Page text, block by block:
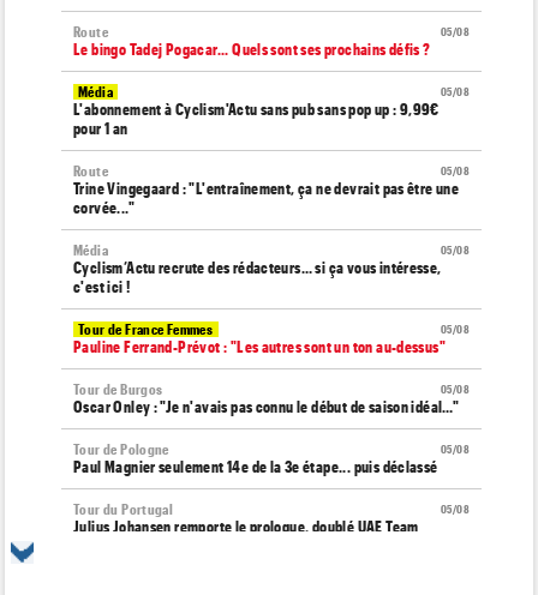
05/08
Route
Le bingo Tadej Pogacar... Quels sont ses prochains défis ?
05/08
Média
L'abonnement à Cyclism'Actu sans pub sans pop up : 9,99€
pour 1 an
05/08
Route
Trine Vingegaard : "L'entraînement, ça ne devrait pas être une
corvée..."
05/08
Média
Cyclism’Actu recrute des rédacteurs… si ça vous intéresse,
c'est ici !
05/08
Tour de France Femmes
Pauline Ferrand-Prévot : "Les autres sont un ton au-dessus"
05/08
Tour de Burgos
Oscar Onley : "Je n'avais pas connu le début de saison idéal…"
05/08
Tour de Pologne
Paul Magnier seulement 14e de la 3e étape... puis déclassé
05/08
Tour du Portugal
Julius Johansen remporte le prologue, doublé UAE Team